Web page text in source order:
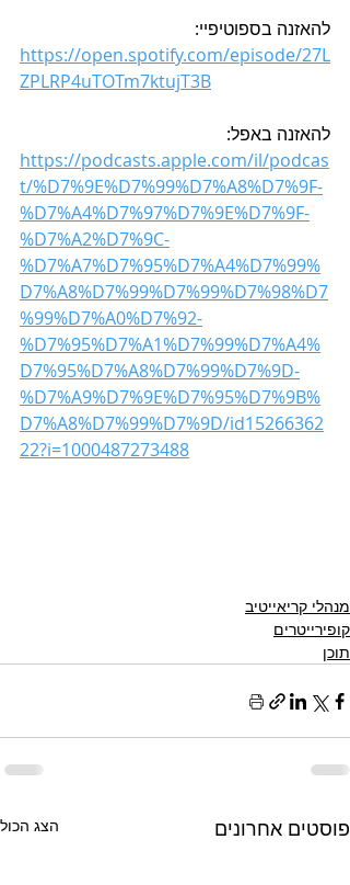
להאזנה בספוטיפיי:
https://open.spotify.com/episode/27L
ZPLRP4uTOTm7ktujT3B
להאזנה באפל:
https://podcasts.apple.com/il/podcas
t/%D7%9E%D7%99%D7%A8%D7%9F-
%D7%A4%D7%97%D7%9E%D7%9F-
%D7%A2%D7%9C-
%D7%A7%D7%95%D7%A4%D7%99%
D7%A8%D7%99%D7%99%D7%98%D7
%99%D7%A0%D7%92-
%D7%95%D7%A1%D7%99%D7%A4%
D7%95%D7%A8%D7%99%D7%9D-
%D7%A9%D7%9E%D7%95%D7%9B%
D7%A8%D7%99%D7%9D/id15266362
22?i=1000487273488
מנהלי קריאייטיב
קופירייטרים
תוכן
פוסטים אחרונים הצג הכול